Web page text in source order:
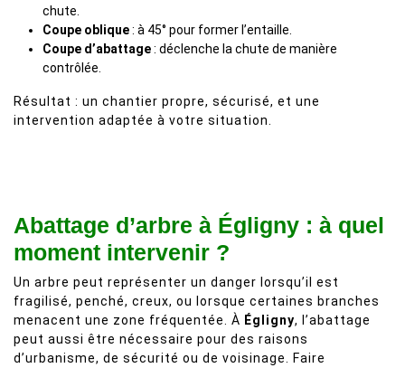
chute.
Coupe oblique: à 45° pour former l’entaille.
Coupe d’abattage: déclenche la chute de manière
contrôlée.
Résultat : un chantier propre, sécurisé, et une
intervention adaptée à votre situation.
Abattage d’arbre à Égligny : à quel
moment intervenir ?
Un arbre peut représenter un danger lorsqu’il est
fragilisé, penché, creux, ou lorsque certaines branches
menacent une zone fréquentée. À Égligny, l’abattage
peut aussi être nécessaire pour des raisons
d’urbanisme, de sécurité ou de voisinage. Faire